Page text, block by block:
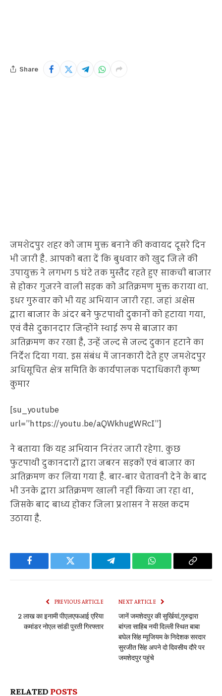
Share
जमशेदपुर शहर को जाम मुक्त बनाने की कवायद दूसरे दिन
भी जारी है. आपको बता दें कि बुधवार को खुद जिले की
उपायुक्त ने लगभग 5 घंटे तक मुस्तैद रहते हुए साकची बाजार
से होकर गुजरने वाली सड़क को अतिक्रमण मुक्त कराया था.
इधर गुरुवार को भी यह अभियान जारी रहा. जहां अक्षेस
द्वारा बाजार के अंदर बने फुटपाथी दुकानों को हटाया गया,
एवं वैसे दुकानदार जिन्होंने स्थाई रूप से बाजार का
अतिक्रमण कर रखा है, उन्हें जल्द से जल्द दुकान हटाने का
निर्देश दिया गया. इस संबंध में जानकारी देते हुए जमशेदपुर
अधिसूचित क्षेत्र समिति के कार्यपालक पदाधिकारी कृष्ण
कुमार
[su_youtube
url=”https://youtu.be/aQWkhugWRcI”]
ने बताया कि यह अभियान निरंतर जारी रहेगा. कुछ
फुटपाथी दुकानदारों द्वारा जबरन सड़कों एवं बाजार का
अतिक्रमण कर लिया गया है. बार-बार चेतावनी देने के बाद
भी उनके द्वारा अतिक्रमण खाली नहीं किया जा रहा था,
जिसके बाद बाध्य होकर जिला प्रशासन ने सख्त कदम
उठाया है.
Facebook Twitter Telegram WhatsApp Copy
PREVIOUS ARTICLE
2 लाख का इनामी पीएलएफआई एरिया
कमांडर नोएल सांडी पुरती गिरफ्तार
NEXT ARTICLE
जानें जमशेदपुर की सुर्खियां,गुरुद्वारा
बांग्ला साहिब नयी दिल्ली स्थित बाबा
बघेल सिंह म्यूजियम के निदेशक सरदार
सुरजीत सिंह अपने दो दिवसीय दौरे पर
जमशेदपुर पहुंचे
RELATED POSTS